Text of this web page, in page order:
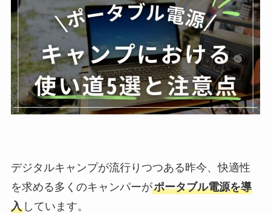
デジタルキャンプが流行りつつある昨今、快適性
を求める多くのキャンパーがポータブル電源を導
入しています。